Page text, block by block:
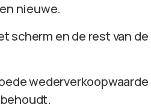
nieuwe.
scherm en de rest van de
wederverkoopwaarde